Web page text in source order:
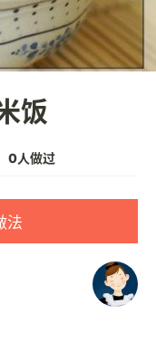
饭
0人做过
法